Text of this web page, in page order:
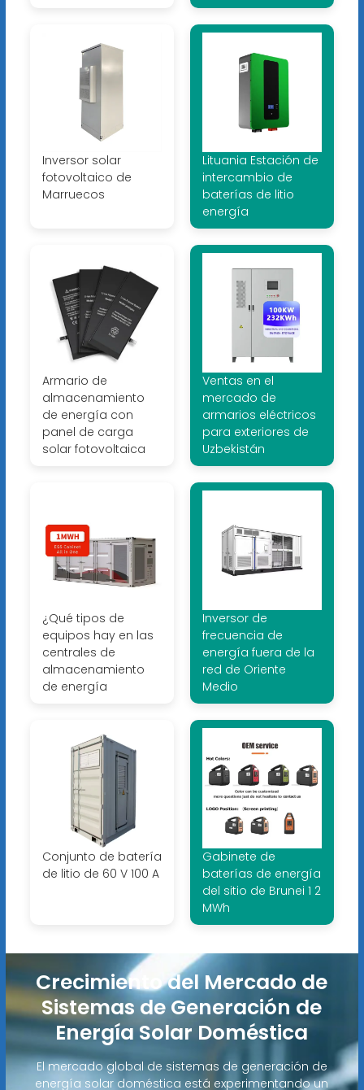
Inversor solar
fotovoltaico de
Marruecos
Lituania Estación de
intercambio de
baterías de litio
energía
Armario de
almacenamiento
de energía con
panel de carga
solar fotovoltaica
Ventas en el
mercado de
armarios eléctricos
para exteriores de
Uzbekistán
¿Qué tipos de
equipos hay en las
centrales de
almacenamiento
de energía
Inversor de
frecuencia de
energía fuera de la
red de Oriente
Medio
Conjunto de batería
de litio de 60 V 100 A
Gabinete de
baterías de energía
del sitio de Brunei 1 2
MWh
Crecimiento del Mercado de
Sistemas de Generación de
Energía Solar Doméstica
El mercado global de sistemas de generación de
energía solar doméstica está experimentando un